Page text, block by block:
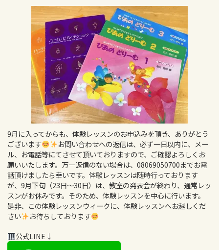
9月に入ってからも、体験レッスンのお申込みを頂き、ありがとう
ございます
お問い合わせへの返信は、必ず一日以内に、メー
ル、お電話等にてさせて頂いておりますので、ご確認よろしくお
願いいたします。万一返信のない場合は、08069050700までお電
話頂けましたら幸いです。体験レッスンは随時行っております
が、9月下旬（23日〜30日）は、教室の発表会が終わり、通常レッ
スンがお休みです。そのため、体験レッスンを中心に行います。
是非、この体験レッスンウィークに、体験レッスンへお越しくだ
さい
お待ちしております
公式LINE↓